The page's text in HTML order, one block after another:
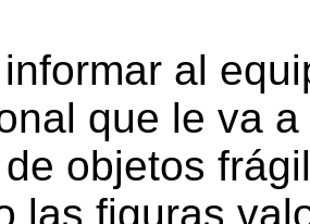
al
que le va
objetos
las figuras